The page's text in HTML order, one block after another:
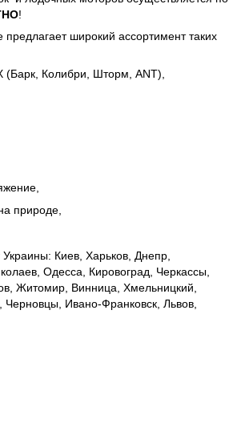
!
широкий ассортимент таких
(Барк, Колибри, Шторм, ANT),
природе,
Киев, Харьков, Днепр,
Одесса, Кировоград, Черкассы,
Житомир, Винница, Хмельницкий,
Черновцы, Ивано-Франковск, Львов,